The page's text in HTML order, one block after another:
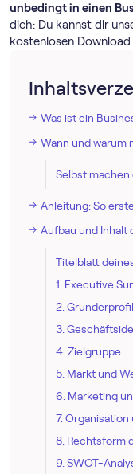
unbedingt in einen
dich: Du kannst dir
kostenlosen
Was ist ein
Wann und warum
Selbst machen
Anleitung: So
Aufbau und Inhalt
Titelblatt
1. Executive
2. Gründerprofil
3.
4. Zielgruppe
5. Markt und
6. Marketing
7.
8. Rechtsform
9. SWOT-